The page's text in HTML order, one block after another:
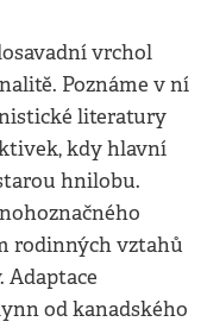
vrchol
Poznáme v ní
literatury
kdy hlavní
hnilobu.
rodinných vztahů
Adaptace
od kanadského